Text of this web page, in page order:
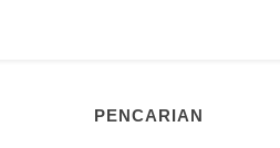
PENCARIAN